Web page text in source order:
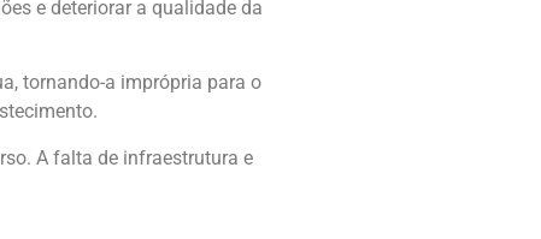
e deteriorar a qualidade da
tornando-a imprópria para o
A falta de infraestrutura e